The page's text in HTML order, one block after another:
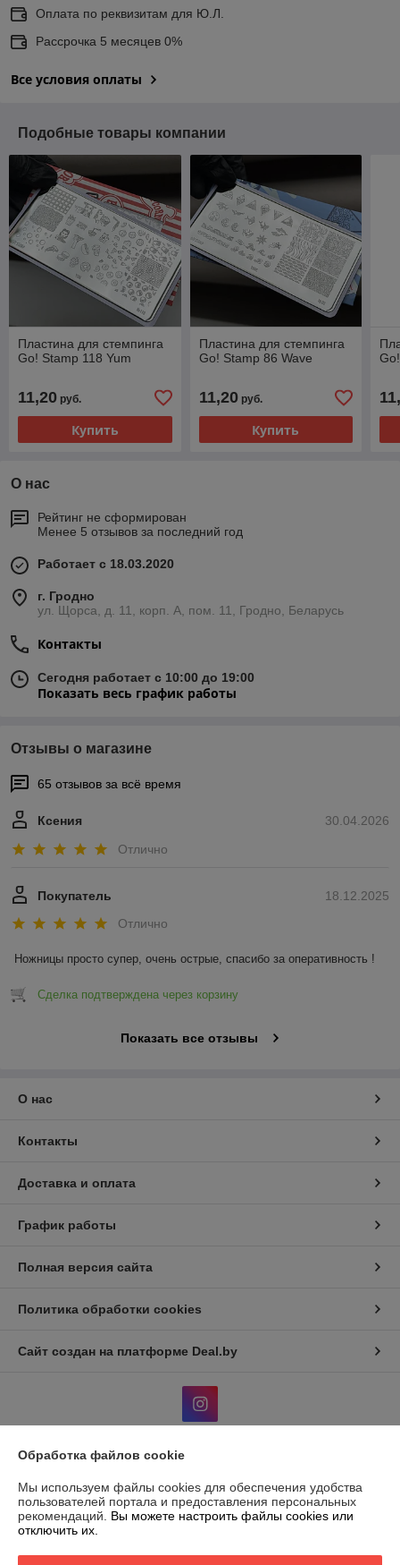
Оплата по реквизитам для Ю.Л.
Рассрочка 5 месяцев 0%
Все условия оплаты
Подобные товары компании
Пластина для стемпинга
Go! Stamp 118 Yum
11,20 руб.
Купить
Пластина для стемпинга
Go! Stamp 86 Wave
11,20руб.
Купить
О нас
Рейтинг не сформирован
Менее 5 отзывов за последний год
Работает с 18.03.2020
г. Гродно
ул. Щорса, д. 11, корп. А, пом. 11, Гродно, Беларусь
Контакты
Сегодня работает с 10:00 до 19:00
Показать весь график работы
Отзывы о магазине
65 отзывов за всё время
30.04.2026
Ксения
Отлично
18.12.2025
Покупатель
Отлично
Ножницы просто супер, очень острые, спасибо за оперативность !
Сделка подтверждена через корзину
Показать все отзывы
О нас
Контакты
Доставка и оплата
График работы
Полная версия сайта
Политика обработки cookies
Сайт создан на платформе Deal.by
Юридическое лицо:ООО "ВЭДЭЭМ"
ГРОДНО, УЛ. ЩОРСА, ДОМ 11, КОРПУС А, ОФ. 11, ПОМ, 230003
Обработка файлов cookie
Мы используем файлы cookies для обеспечения удобства
пользователей портала и предоставления персональных
рекомендаций. Вы можете настроить файлы cookies или
отключить их.